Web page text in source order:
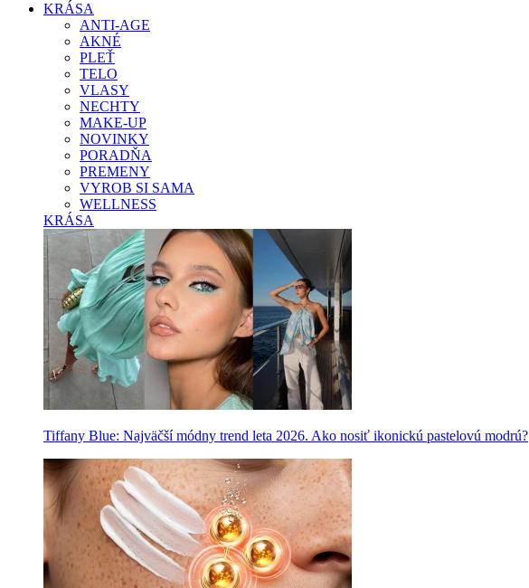
KRÁSA
ANTI-AGE
AKNÉ
PLEŤ
TELO
VLASY
NECHTY
MAKE-UP
NOVINKY
PORADŇA
PREMENY
VYROB SI SAMA
WELLNESS
KRÁSA
Tiffany Blue: Najväčší módny trend leta 2026. Ako nosiť ikonickú pastelovú modrú?